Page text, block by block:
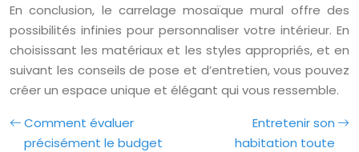
En conclusion, le carrelage mosaïque mural offre des
possibilités infinies pour personnaliser votre intérieur. En
choisissant les matériaux et les styles appropriés, et en
suivant les conseils de pose et d’entretien, vous pouvez
créer un espace unique et élégant qui vous ressemble.
Comment évaluer
précisément le budget
Entretenir son
habitation toute